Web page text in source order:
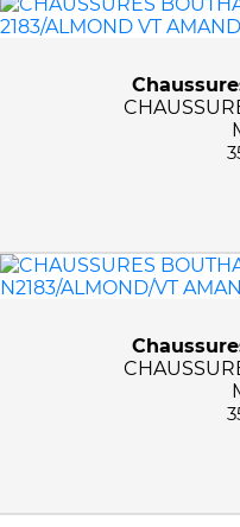
PRIX :0€ - 351€
9 1/2